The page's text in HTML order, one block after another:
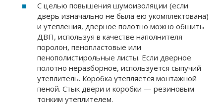
С целью повышения шумоизоляции (если
дверь изначально не была ею укомплектована)
и утепления, дверное полотно можно обшить
ДВП, используя в качестве наполнителя
поролон, пенопластовые или
пенополистирольные листы. Если дверное
полотно неразборное, используется сыпучий
утеплитель. Коробка утепляется монтажной
пеной. Стык двери и коробки — резиновым
тонким утеплителем.